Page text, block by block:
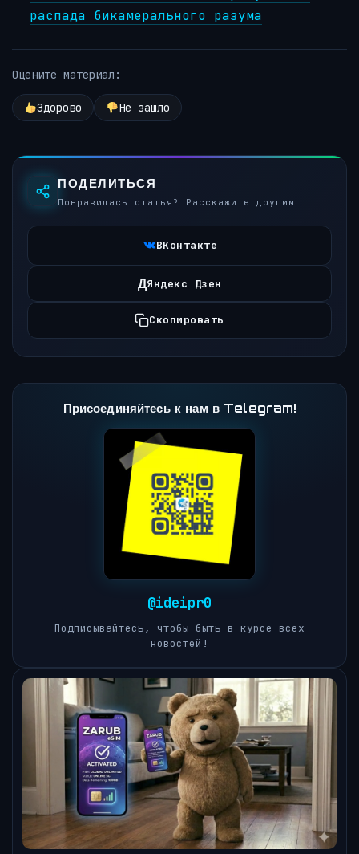
распада бикамерального разума
Оцените материал:
Здорово Не зашло
ПОДЕЛИТЬСЯ
Понравилась статья? Расскажите другим
ВКонтакте
ДЯндекс Дзен
Скопировать
Присоединяйтесь к нам в Telegram!
@ideipr0
Подписывайтесь, чтобы быть в курсе всех
новостей!